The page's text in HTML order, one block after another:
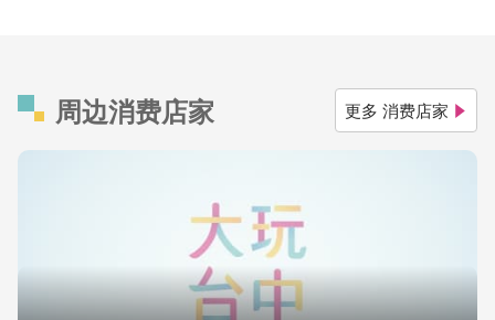
周边消费店家 更多 消费店家